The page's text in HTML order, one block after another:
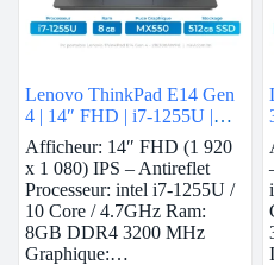
Lenovo ThinkPad E14 Gen
4 | 14″ FHD | i7-1255U |
8GB Ram | Nvidia MX550 |
512 GB SSD
Afficheur: 14″ FHD (1 920
x 1 080) IPS – Antireflet
Processeur: intel i7-1255U /
10 Core / 4.7GHz Ram:
8GB DDR4 3200 MHz
Graphique:…